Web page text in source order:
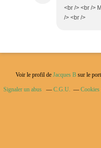
<br /> <br />
/> <br />
Voir le profil de Jacques Bsur le
Signaler un abus C.G.U. Cookies